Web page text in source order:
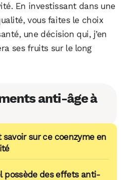
En investissant dans une
vous faites le choix
une décision qui, j’en
ses fruits sur le long
anti-âge à
savoir sur ce coenzyme en
possède des effets anti-